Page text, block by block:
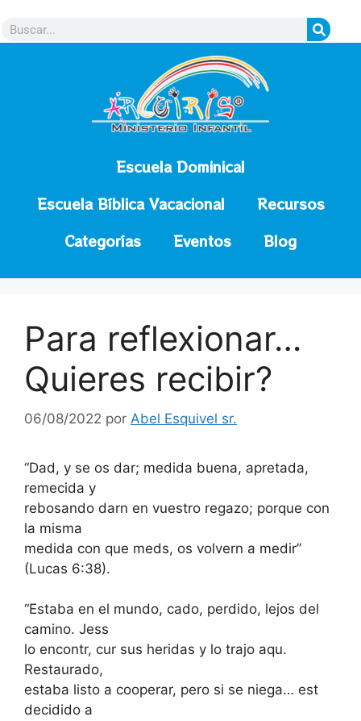
Escuela Dominical
Escuela Bíblica Vacacional
Recursos
Categorías
Eventos Blog
Para reflexionar…
Quieres recibir?
06/08/2022 por Abel Esquivel sr.
“Dad, y se os dar; medida buena, apretada,
remecida y
rebosando darn en vuestro regazo; porque con
la misma
medida con que meds, os volvern a medir”
(Lucas 6:38).
“Estaba en el mundo, cado, perdido, lejos del
camino. Jess
lo encontr, cur sus heridas y lo trajo aqu.
Restaurado,
estaba listo a cooperar, pero si se niega… est
decidido a